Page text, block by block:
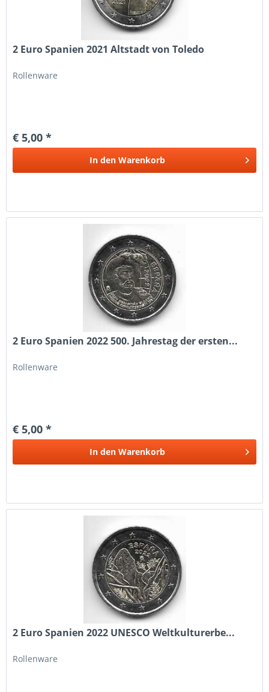
2 Euro Spanien 2021 Altstadt von Toledo
Rollenware
€ 5,00 *
In den Warenkorb
2 Euro Spanien 2022 500. Jahrestag der ersten...
Rollenware
€ 5,00 *
In den Warenkorb
2 Euro Spanien 2022 UNESCO Weltkulturerbe...
Rollenware